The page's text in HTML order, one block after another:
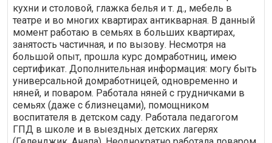
кухни и столовой, глажка белья и т. д., мебель в
театре и во многих квартирах антикварная. В данный
момент работаю в семьях в больших квартирах,
занятость частичная, и по вызову. Несмотря на
большой опыт, прошла курс домработниц, имею
сертификат. Дополнительная информация: могу быть
универсальной домработницей, одновременно и
няней, и поваром. Работала няней с грудничками в
семьях (даже с близнецами), помощником
воспитателя в детском саду. Работала педагогом
ГПД в школе и в выездных детских лагерях